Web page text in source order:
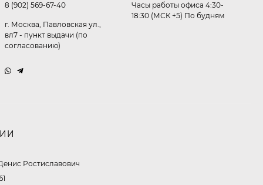
Часы мужские K32243
8 (902) 569-67-40
г. Москва, Павловская ул.,
вл7 - пункт выдачи (по
согласованию)
Часы работы офиса 4:30-
18:30 (МСК +5) По будням
Ростиславович